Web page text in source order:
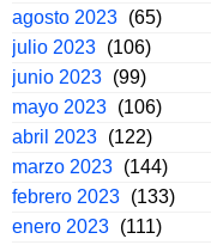
agosto 2023 (65)
julio 2023 (106)
junio 2023 (99)
mayo 2023 (106)
abril 2023 (122)
marzo 2023 (144)
febrero 2023 (133)
enero 2023 (111)